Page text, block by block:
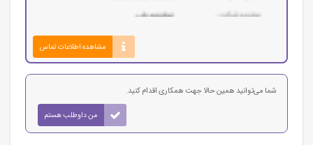
مشاهده اطلاعات تماس
شما می‌توانید همین حالا جهت همکاری اقدام کنید.
من داوطلب هستم